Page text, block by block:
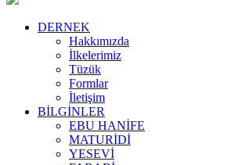
DERNEK
Hakkımızda
İlkelerimiz
Tüzük
Formlar
İletişim
BİLGİNLER
EBU HANİFE
MATURİDİ
YESEVİ